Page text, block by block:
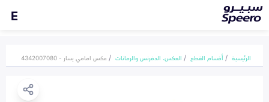
E
الرئيسية أقسام القطع العكس، الدفرنس والرمانات عكس امامي يسار - 4342007080